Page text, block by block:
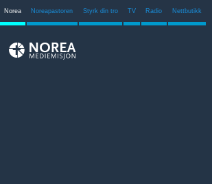
Norea Noreapastoren Styrk din tro TV Radio Nettbutikk